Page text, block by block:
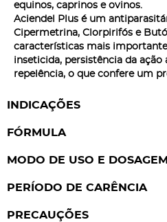
equinos, caprinos e ovinos.
Aciendel Plus é um
Cipermetrina, Clorpirifós e
características mais
inseticida, persistência da ação
repelência, o que confere um
INDICAÇÕES
FÓRMULA
MODO DE USO E DOSAGEM
PERÍODO DE CARÊNCIA
PRECAUÇÕES